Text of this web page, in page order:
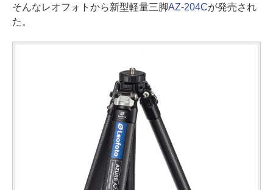
そんなレオフォトから新型軽量三脚AZ-204Cが発売され
た。